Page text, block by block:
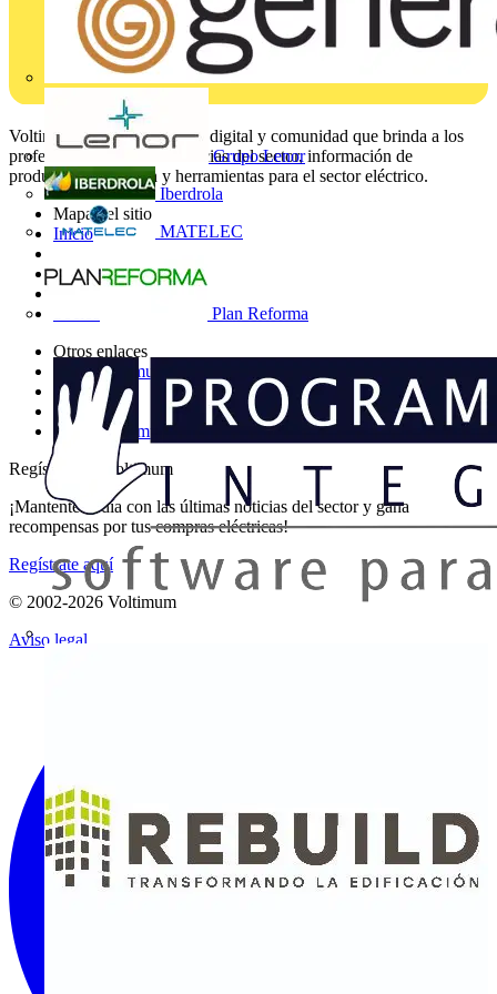
Grupo Lenor
Iberdrola
MATELEC
Plan Reforma
Voltimum es una plataforma digital y comunidad que brinda a los
profesionales eléctricos noticias del sector, información de
productos, formación y herramientas para el sector eléctrico.
Mapa del sitio
Inicio
Academy
Otros enlaces
Sobre Voltimum
Contacto
Catálogos
Grupo Voltimum
Regístrate en Voltimum
¡Mantente al día con las últimas noticias del sector y gana
recompensas por tus compras eléctricas!
Regístrate aquí
© 2002-2026 Voltimum
Aviso legal